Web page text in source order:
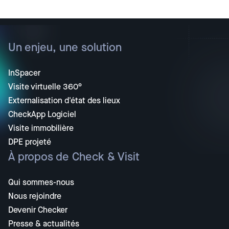
Un enjeu, une solution
InSpacer
Visite virtuelle 360°
Externalisation d'état des lieux
CheckApp Logiciel
Visite immobilière
DPE projeté
À propos de Check & Visit
Qui sommes-nous
Nous rejoindre
Devenir Checker
Presse & actualités